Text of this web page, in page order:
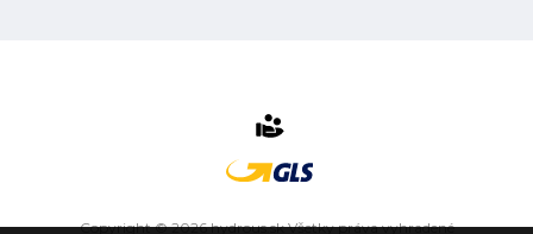
Copyright © 2026 hydrous.sk Všetky práva vyhradené